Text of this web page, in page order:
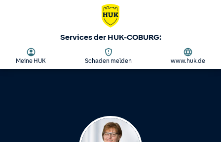
Services der HUK-COBURG:
Meine HUK Schaden melden www.huk.de